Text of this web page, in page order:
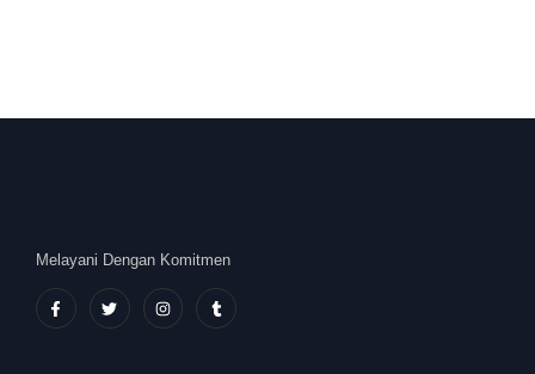
Melayani Dengan Komitmen